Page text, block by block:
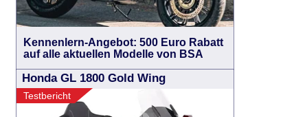
Kennenlern-Angebot: 500 Euro Rabatt
auf alle aktuellen Modelle von BSA
Honda GL 1800 Gold Wing
Testbericht